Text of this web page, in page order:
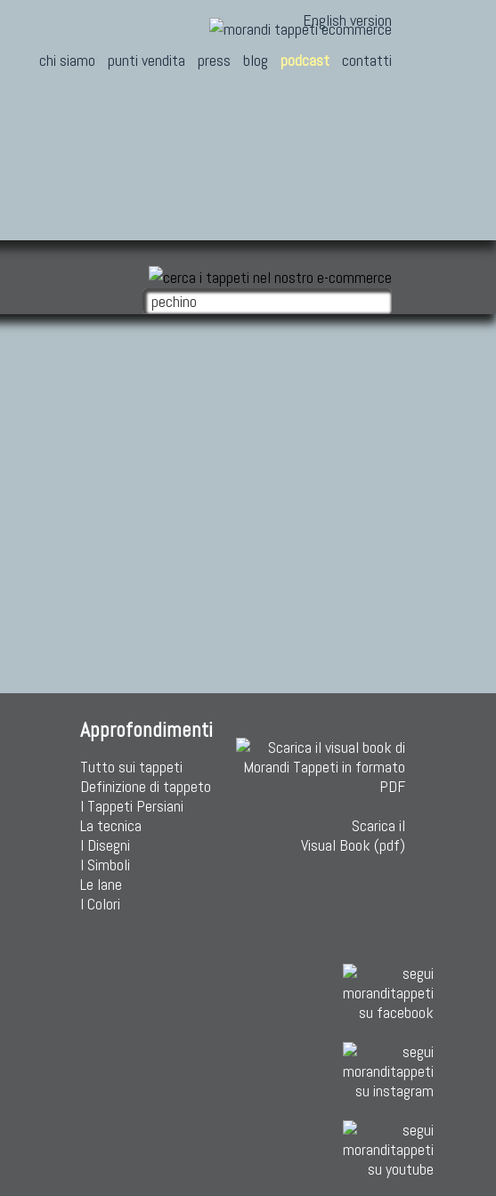
English version
chi siamo
punti vendita press blog podcast contatti
Approfondimenti
Tutto sui tappeti
Definizione di tappeto
I Tappeti Persiani
La tecnica
I Disegni
I Simboli
Le lane
I Colori
Scarica il
Visual Book (pdf)